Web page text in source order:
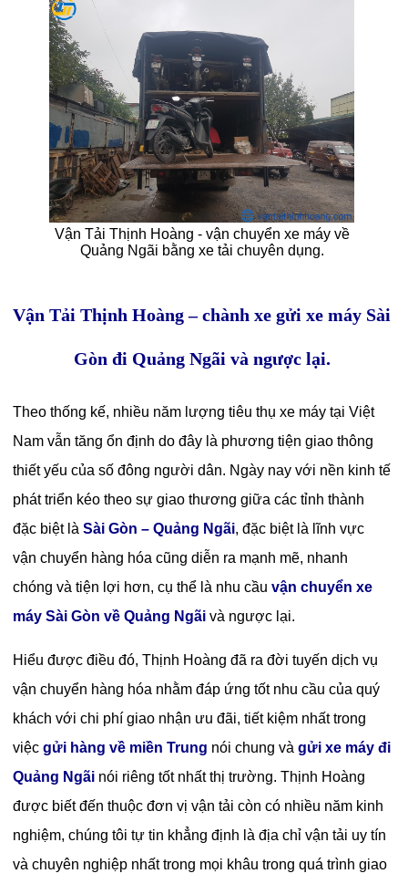
Vận Tải Thịnh Hoàng - vận chuyển xe máy về
Quảng Ngãi bằng xe tải chuyên dụng.
Vận Tải Thịnh Hoàng – chành xe gửi xe máy Sài
Gòn đi Quảng Ngãi và ngược lại.
Theo thống kế, nhiều năm lượng tiêu thụ xe máy tại Việt
Nam vẫn tăng ổn định do đây là phương tiện giao thông
thiết yếu của số đông người dân. Ngày nay với nền kinh tế
phát triển kéo theo sự giao thương giữa các tỉnh thành
đặc biệt làSài Gòn – Quảng Ngãi, đặc biệt là lĩnh vực
vận chuyển hàng hóa cũng diễn ra mạnh mẽ, nhanh
chóng và tiện lợi hơn, cụ thể là nhu cầuvận chuyển xe
máy Sài Gòn về Quảng Ngãi và ngược lại.
Hiểu được điều đó, Thịnh Hoàng đã ra đời tuyến dịch vụ
vận chuyển hàng hóa nhằm đáp ứng tốt nhu cầu của quý
khách với chi phí giao nhận ưu đãi, tiết kiệm nhất trong
việcgửi hàng về miền Trung nói chung vàgửi xe máy đi
Quảng Ngãi nói riêng tốt nhất thị trường. Thịnh Hoàng
được biết đến thuộc đơn vị vận tải còn có nhiều năm kinh
nghiệm, chúng tôi tự tin khẳng định là địa chỉ vận tải uy tín
và chuyên nghiệp nhất trong mọi khâu trong quá trình giao